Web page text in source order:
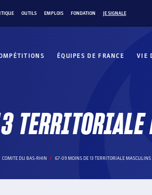
OUTILS EMPLOIS FONDATION JE SIGNALE
ÉQUIPES DE FRANCE VIE
COMITE DU BAS-RHIN 67-09 MOINS DE 13 TERRITORIALE MASCULINS